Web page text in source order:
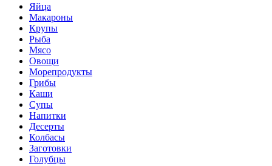
Яйца
Макароны
Крупы
Рыба
Мясо
Овощи
Морепродукты
Грибы
Каши
Супы
Напитки
Десерты
Колбасы
Заготовки
Голубцы